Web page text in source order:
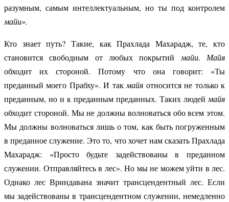
разумным, самым интеллектуальным, но ты под контролем
майи».
Кто знает путь? Такие, как Прахлада Махарадж, те, кто
становится свободным от любых покрытиймайи.Майя
обходит их стороной. Потому что она говорит: «Ты
преданный моего Прабху». И такмайя относится не только к
преданным, но и к преданным преданных. Таких людеймайя
обходит стороной. Мы не должны волноваться обо всем этом.
Мы должны волноваться лишь о том, как быть погруженным
в преданное служение. Это то, что хочет нам сказать Прахлада
Махарадж: «Просто будьте задействованы в преданном
служении. Отправляйтесь в лес». Но мы не можем уйти в лес.
Однако лес Вриндавана значит трансцендентный лес. Если
мы задействованы в трансцендентном служении, немедленно